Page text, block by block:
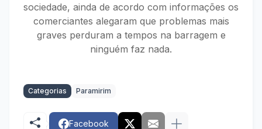
sociedade, ainda de acordo com informações os
comerciantes alegaram que problemas mais
graves perduram a tempos na barragem e
ninguém faz nada.
Categorias Paramirim
Facebook